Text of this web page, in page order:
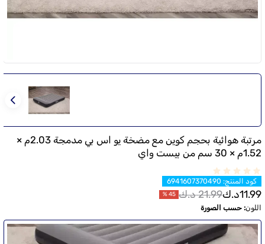
مرتبة هوائية بحجم كوين مع مضخة يو اس بي مدمجة 2.03م ×
1.52م × 30 سم من بيست واي
كود المنتج:
6941607370490
11.99د.ك21.99 د.ك 45
%
اللون: حسب الصورة